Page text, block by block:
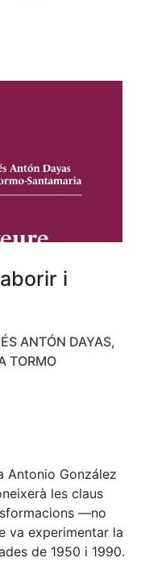
i
ANTÓN DAYAS,
TORMO
Antonio González
les claus
—no
va experimentar la
de 1950 i 1990.